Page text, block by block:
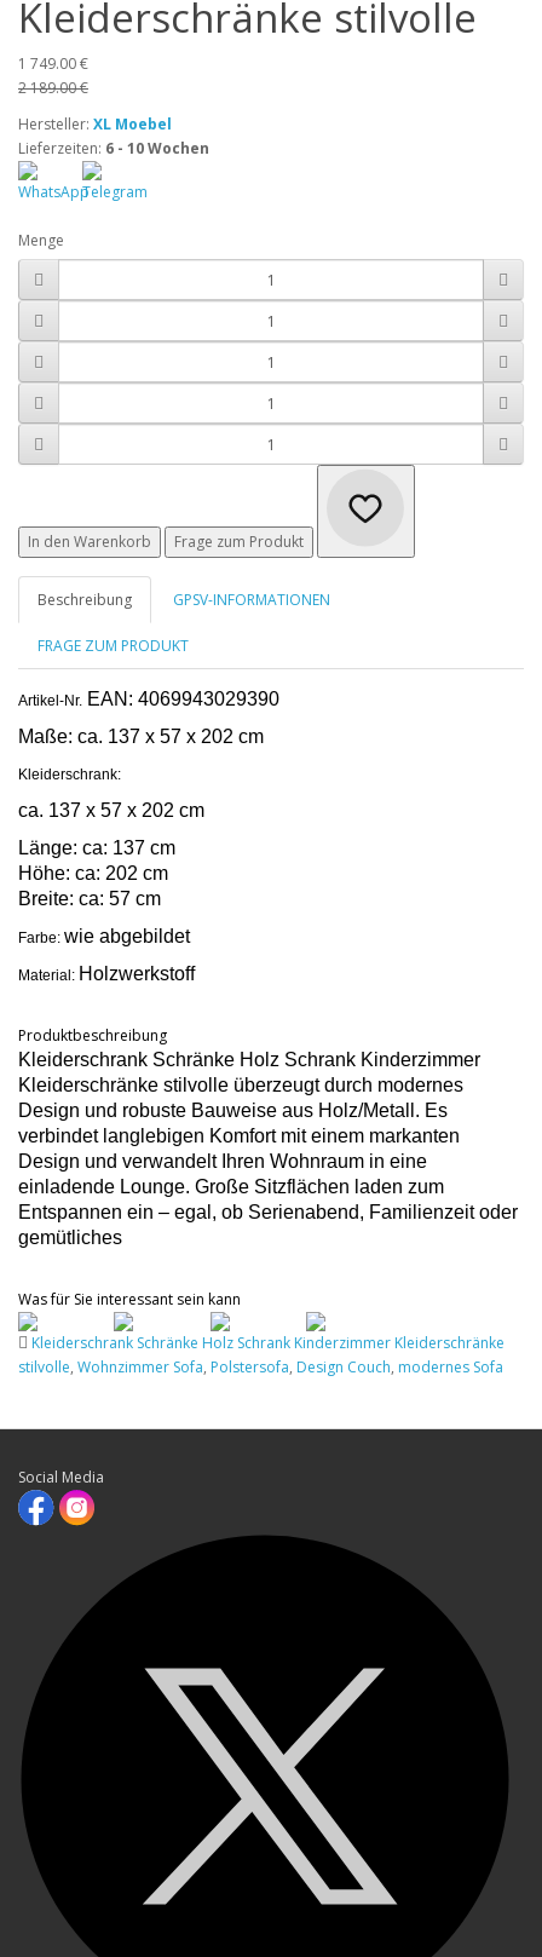
Kleiderschränke stilvolle
1 749.00 €
2 189.00 €
Hersteller: XL Moebel
Lieferzeiten: 6 - 10 Wochen
Menge
In den Warenkorb Frage zum Produkt
Beschreibung GPSV-INFORMATIONEN
FRAGE ZUM PRODUKT
Artikel-Nr. EAN: 4069943029390
Maße: ca. 137 x 57 x 202 cm
Kleiderschrank:
ca. 137 x 57 x 202 cm
Länge: ca: 137 cm
Höhe: ca: 202 cm
Breite: ca: 57 cm
Farbe: wie abgebildet
Material: Holzwerkstoff
Produktbeschreibung
Kleiderschrank Schränke Holz Schrank Kinderzimmer
Kleiderschränke stilvolle überzeugt durch modernes
Design und robuste Bauweise aus Holz/Metall. Es
verbindet langlebigen Komfort mit einem markanten
Design und verwandelt Ihren Wohnraum in eine
einladende Lounge. Große Sitzflächen laden zum
Entspannen ein – egal, ob Serienabend, Familienzeit oder
gemütliches
Was für Sie interessant sein kann
Kleiderschrank Schränke Holz Schrank Kinderzimmer Kleiderschränke
stilvolle, Wohnzimmer Sofa, Polstersofa, Design Couch, modernes Sofa
Social Media